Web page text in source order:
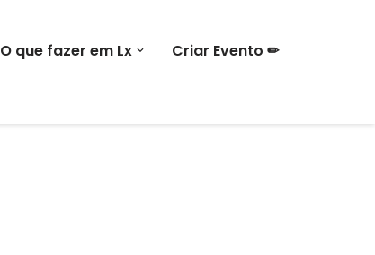
O que fazer em Lx
Criar Evento ✏